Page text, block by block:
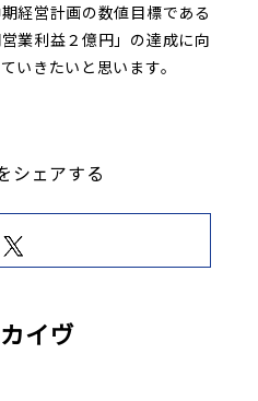
経営計画の数値目標である
業利益２億円」の達成に向
いきたいと思います。
シェアする
イヴ